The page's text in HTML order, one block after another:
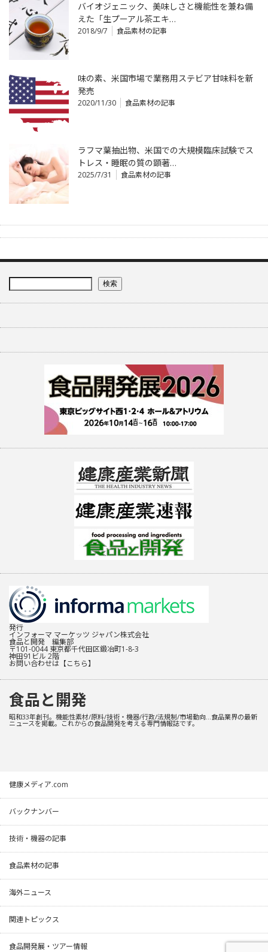
バイオジェニック、美味しさと機能性を兼ね備
えた「生プーアル茶エキ…
2018/9/7 食品素材の記事
味の素、米国市場で業務用ステビア甘味料を新
発売
2020/11/30 食品素材の記事
ラフマ葉抽出物、米国での大規模臨床試験でス
トレス・睡眠の質の顕著…
2025/7/31 食品素材の記事
検索
発行
インフォーマ マーケッツ ジャパン株式会社
食品と開発 編集部
〒101-0044 東京都千代田区鍛冶町1-8-3
神田91ビル 2階
お問い合わせは 【こちら】
食品と開発
昭和33年創刊。機能性素材/原料/技術・機器/行政/法規制/市場動向…食品業界の最新
ニュースを掲載。これからの食品開発を考える専門情報誌です。
健康メディア.com
バックナンバー
技術・機器の記事
食品素材の記事
海外ニュース
関連トピックス
食品開発展・ツアー情報